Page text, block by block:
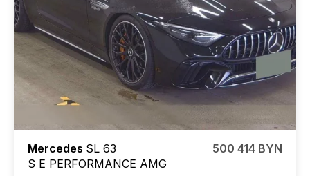
Mercedes SL 63
S E PERFORMANCE AMG
500 414 BYN